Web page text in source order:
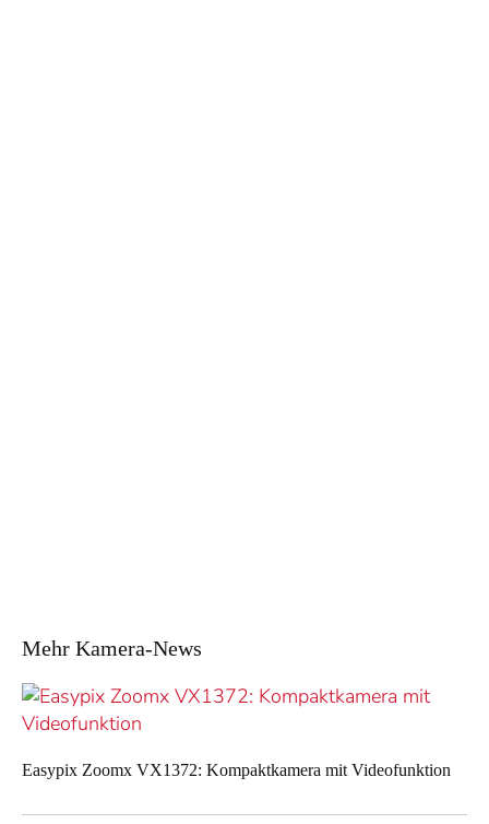
Mehr Kamera-News
Easypix Zoomx VX1372: Kompaktkamera mit Videofunktion